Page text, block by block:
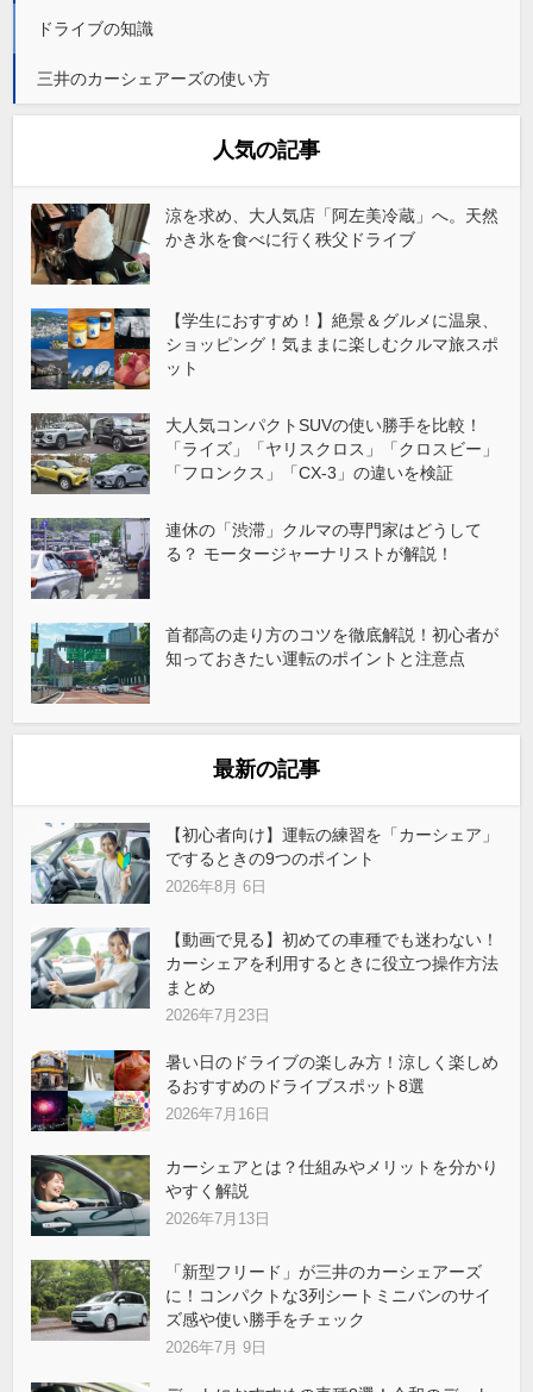
ドライブの知識
三井のカーシェアーズの使い方
人気の記事
涼を求め、大人気店「阿左美冷蔵」へ。天然
かき氷を食べに行く秩父ドライブ
【学生におすすめ！】絶景＆グルメに温泉、
ショッピング！気ままに楽しむクルマ旅スポ
ット
大人気コンパクトSUVの使い勝手を比較！
「ライズ」「ヤリスクロス」「クロスビー」
「フロンクス」「CX-3」の違いを検証
連休の「渋滞」クルマの専門家はどうして
る？ モータージャーナリストが解説！
首都高の走り方のコツを徹底解説！初心者が
知っておきたい運転のポイントと注意点
最新の記事
【初心者向け】運転の練習を「カーシェア」
でするときの9つのポイント
2026年8月 6日
【動画で見る】初めての車種でも迷わない！
カーシェアを利用するときに役立つ操作方法
まとめ
2026年7月23日
暑い日のドライブの楽しみ方！涼しく楽しめ
るおすすめのドライブスポット8選
2026年7月16日
カーシェアとは？仕組みやメリットを分かり
やすく解説
2026年7月13日
「新型フリード」が三井のカーシェアーズ
に！コンパクトな3列シートミニバンのサイ
ズ感や使い勝手をチェック
2026年7月 9日